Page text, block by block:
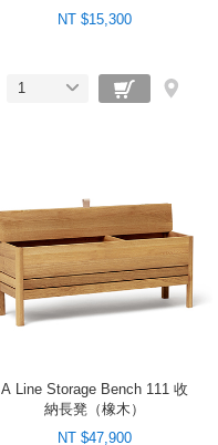
NT $15,300
1
A Line Storage Bench 111 收
納長凳（橡木）
NT $47,900